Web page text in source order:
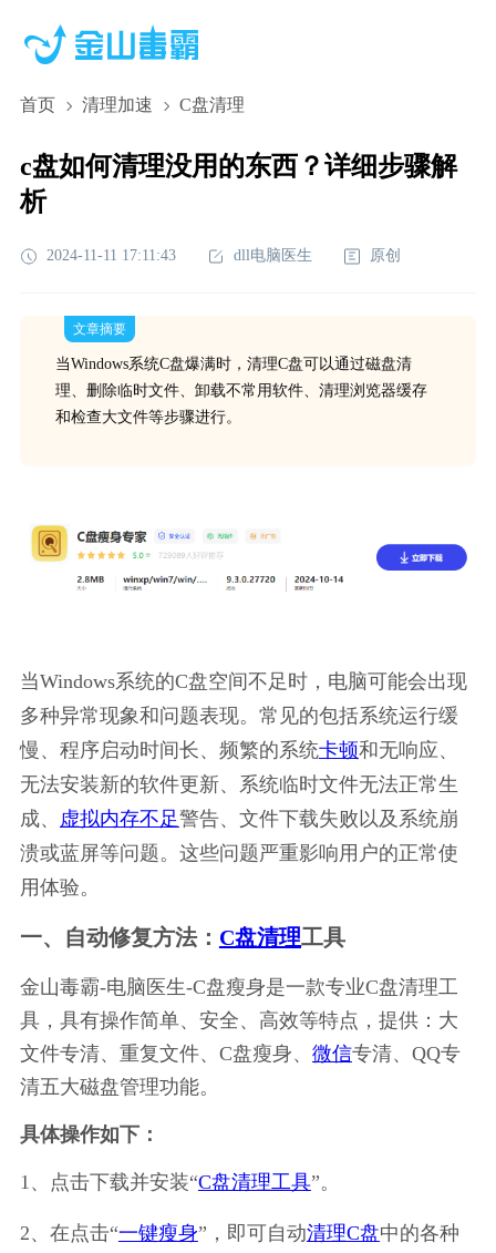
首页 清理加速 C盘清理
c盘如何清理没用的东西？详细步骤解
析
2024-11-11 17:11:43 dll电脑医生 原创
文章摘要
当Windows系统C盘爆满时，清理C盘可以通过磁盘清
理、删除临时文件、卸载不常用软件、清理浏览器缓存
和检查大文件等步骤进行。
当Windows系统的C盘空间不足时，电脑可能会出现
多种异常现象和问题表现。常见的包括系统运行缓
慢、程序启动时间长、频繁的系统卡顿和无响应、
无法安装新的软件更新、系统临时文件无法正常生
成、
虚拟内存不足警告、文件下载失败以及系统崩
溃或蓝屏等问题。这些问题严重影响用户的正常使
用体验。
一、自动修复方法： C盘清理工具
金山毒霸-电脑医生-C盘瘦身是一款专业C盘清理工
具，具有操作简单、安全、高效等特点，提供：大
文件专清、重复文件、C盘瘦身、 微信专清、QQ专
清五大磁盘管理功能。
具体操作如下：
1、点击下载并安装“C盘清理工具”。
2、在点击“一键瘦身”，即可自动清理C盘中的各种